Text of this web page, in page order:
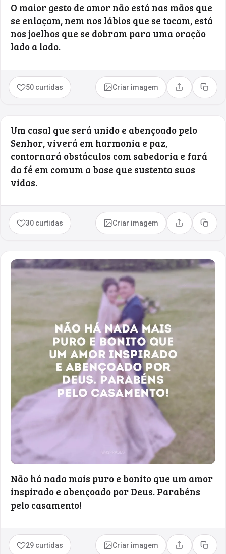
O maior gesto de amor não está nas mãos que
se enlaçam, nem nos lábios que se tocam, está
nos joelhos que se dobram para uma oração
lado a lado.
50 curtidas Criar imagem Compartilhar
Copiar
Um casal que será unido e abençoado pelo
Senhor, viverá em harmonia e paz,
contornará obstáculos com sabedoria e fará
da fé em comum a base que sustenta suas
vidas.
30 curtidas Criar imagem Compartilhar
Copiar
Não há nada mais puro e bonito que um amor
inspirado e abençoado por Deus. Parabéns
pelo casamento!
29 curtidas Criar imagem Compartilhar
Copiar